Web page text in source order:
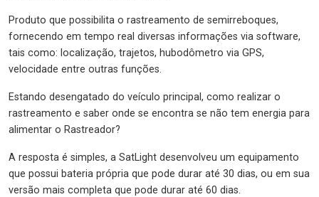
Produto que possibilita o rastreamento de semirreboques,
fornecendo em tempo real diversas informações via software,
tais como: localização, trajetos, hubodômetro via GPS,
velocidade entre outras funções.
Estando desengatado do veículo principal, como realizar o
rastreamento e saber onde se encontra se não tem energia para
alimentar o Rastreador?
A resposta é simples, a SatLight desenvolveu um equipamento
que possui bateria própria que pode durar até 30 dias, ou em sua
versão mais completa que pode durar até 60 dias.